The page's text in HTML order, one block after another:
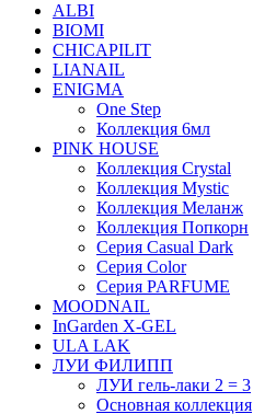
ALBI
BIOMI
CHICAPILIT
LIANAIL
ENIGMA
One Step
Коллекция 6мл
PINK HOUSE
Коллекция Crystal
Коллекция Mystic
Коллекция Меланж
Коллекция Попкорн
Серия Casual Dark
Серия Color
Серия PARFUME
MOODNAIL
InGarden X-GEL
ULA LAK
ЛУИ ФИЛИПП
ЛУИ гель-лаки 2 = 3
Основная коллекция